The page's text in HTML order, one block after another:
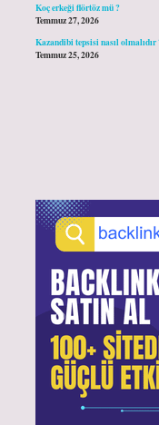
Koç erkeği flörtöz mü ?
Temmuz 27, 2026
Kazandibi tepsisi nasıl olmalıdır
Temmuz 25, 2026